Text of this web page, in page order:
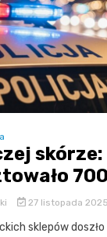
27 listopada 2025
sklepów